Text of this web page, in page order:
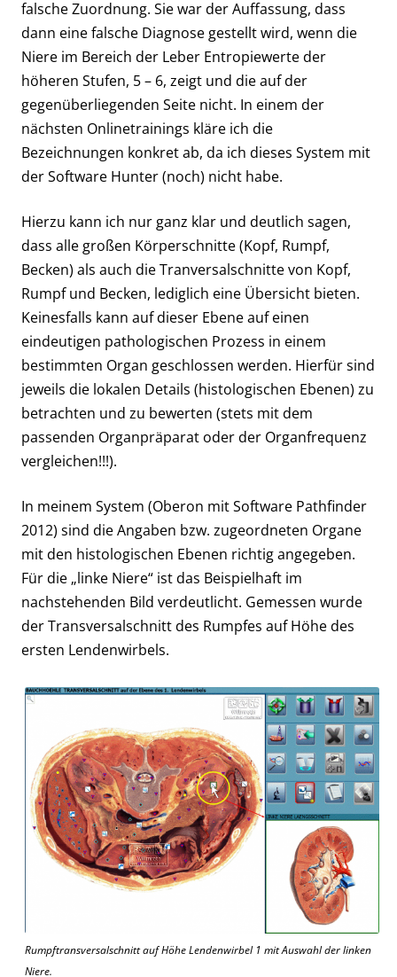
falsche Zuordnung. Sie war der Auffassung, dass
dann eine falsche Diagnose gestellt wird, wenn die
Niere im Bereich der Leber Entropiewerte der
höheren Stufen, 5 – 6, zeigt und die auf der
gegenüberliegenden Seite nicht. In einem der
nächsten Onlinetrainings kläre ich die
Bezeichnungen konkret ab, da ich dieses System mit
der Software Hunter (noch) nicht habe.
Hierzu kann ich nur ganz klar und deutlich sagen,
dass alle großen Körperschnitte (Kopf, Rumpf,
Becken) als auch die Tranversalschnitte von Kopf,
Rumpf und Becken, lediglich eine Übersicht bieten.
Keinesfalls kann auf dieser Ebene auf einen
eindeutigen pathologischen Prozess in einem
bestimmten Organ geschlossen werden. Hierfür sind
jeweils die lokalen Details (histologischen Ebenen) zu
betrachten und zu bewerten (stets mit dem
passenden Organpräparat oder der Organfrequenz
vergleichen!!!).
In meinem System (Oberon mit Software Pathfinder
2012) sind die Angaben bzw. zugeordneten Organe
mit den histologischen Ebenen richtig angegeben.
Für die „linke Niere“ ist das Beispielhaft im
nachstehenden Bild verdeutlicht. Gemessen wurde
der Transversalschnitt des Rumpfes auf Höhe des
ersten Lendenwirbels.
Rumpftransversalschnitt auf Höhe Lendenwirbel 1 mit Auswahl der linken
Niere.